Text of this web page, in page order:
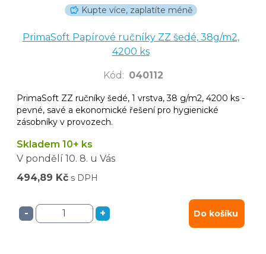
Kupte více, zaplatíte méně
PrimaSoft Papírové ručníky ZZ šedé, 38g/m2,
4200 ks
Kód : 040112
PrimaSoft ZZ ručníky šedé, 1 vrstva, 38 g/m2, 4200 ks -
pevné, savé a ekonomické řešení pro hygienické
zásobníky v provozech.
Skladem 10+ ks
V pondělí 10. 8. u Vás
494,89 Kč s DPH
- + Do košíku